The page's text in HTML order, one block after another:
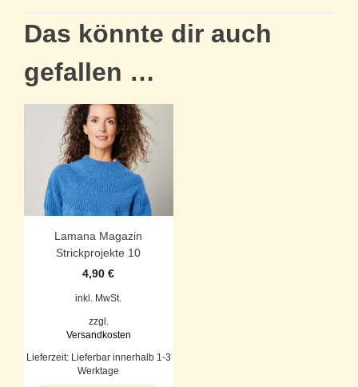
Das könnte dir auch
gefallen …
Lamana Magazin
Strickprojekte 10
4,90€
inkl. MwSt.
zzgl.
Versandkosten
Lieferzeit: Lieferbar innerhalb 1-3
Werktage